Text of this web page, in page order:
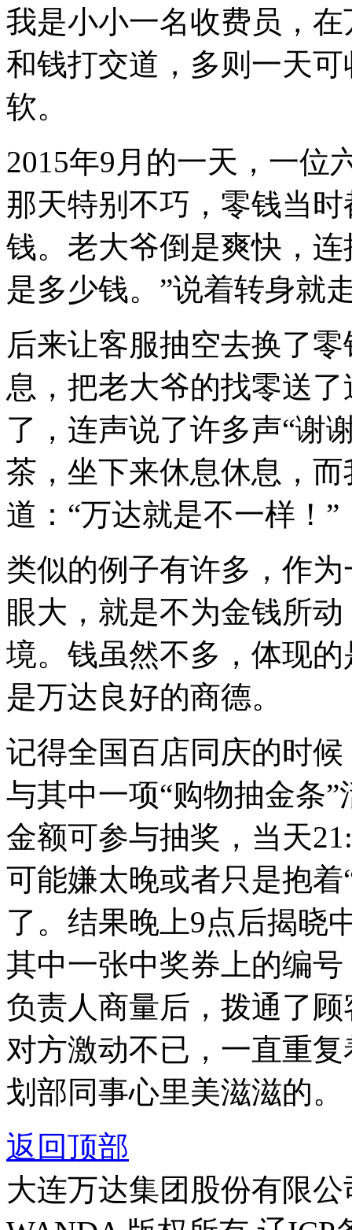
我是小小一名收费员，
和钱打交道，多则一天
软。
2015年9月的一天，一位
那天特别不巧，零钱当
钱。老大爷倒是爽快，
是多少钱。 ”说着转身就
后来让客服抽空去换了
息，把老大爷的找零送
了，连声说了许多声“谢
茶，坐下来休息休息，
道： “万达就是不一样！ ”
类似的例子有许多，作
眼大，就是不为金钱所
境。钱虽然不多，体现
是万达良好的商德。
记得全国百店同庆的时
与其中一项“购物抽金条”
金额可参与抽奖，当天
可能嫌太晚或者只是抱着
了。结果晚上9点后揭晓
其中一张中奖券上的编
负责人商量后，拨通了
对方激动不已，一直重复
划部同事心里美滋滋的。
返回顶部
大连万达集团股份有限